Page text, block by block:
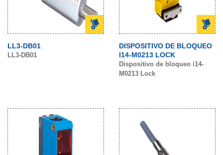
LL3-DB01
LL3-DB01
DISPOSITIVO DE BLOQUEO
I14-M0213 LOCK
Dispositivo de bloqueo i14-
M0213 Lock